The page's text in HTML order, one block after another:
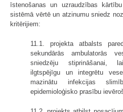
īstenošanas un uzraudzības
sistēmā vērtē un atzinumu sniedz
kritērijiem:
11.1. projekta atbalsts
sekundārās ambulatorās
sniedzēju stiprināšanai,
ilgtspējīgu un integrētu
mazinātu infekcijas
epidemioloģisko prasību